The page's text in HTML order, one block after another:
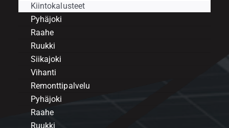
Kiintokalusteet
Pyhäjoki
Raahe
Ruukki
Siikajoki
Vihanti
Remonttipalvelu
Pyhäjoki
Raahe
Ruukki